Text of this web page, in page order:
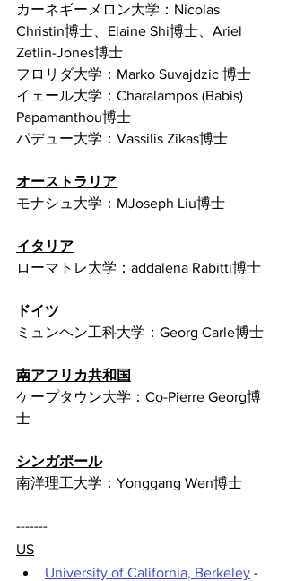
カーネギーメロン大学：Nicolas
Christin博士、Elaine Shi博士、Ariel
Zetlin-Jones博士
フロリダ大学：Marko Suvajdzic 博士
イェール大学：Charalampos (Babis)
Papamanthou博士
パデュー大学：Vassilis Zikas博士
オーストラリア
モナシュ大学：MJoseph Liu博士
イタリア
ローマトレ大学：addalena Rabitti博士
ドイツ
ミュンヘン工科大学：Georg Carle博士
南アフリカ共和国
ケープタウン大学：Co-Pierre Georg博
士
シンガポール
南洋理工大学：Yonggang Wen博士
-------
US
University of California, Berkeley -